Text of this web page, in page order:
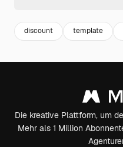
discount template
Die kreative Plattform, um
Mehr als 1 Million